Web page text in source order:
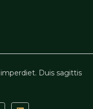
Duis sagittis